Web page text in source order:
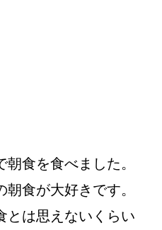
朝食を食べました。
食が大好きです。
とは思えないくらい